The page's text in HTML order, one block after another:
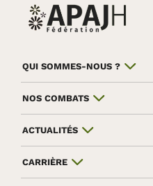
QUI SOMMES-NOUS ?
NOS COMBATS
ACTUALITÉS
CARRIÈRE